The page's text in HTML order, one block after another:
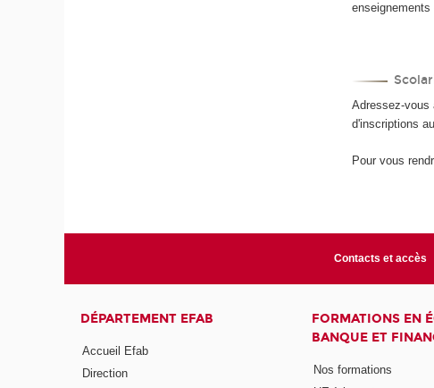
enseignements
Adressez-vous
d'inscriptions
Pour vous
Contacts et accès
DÉPARTEMENT EFAB
Accueil Efab
Direction
FORMATIONS EN
BANQUE ET
Nos formations